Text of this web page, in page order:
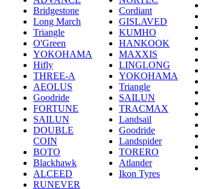
Bridgestone
Long March
Triangle
O'Green
YOKOHAMA
Hifly
THREE-A
AEOLUS
Goodride
FORTUNE
SAILUN
DOUBLE
COIN
BOTO
Blackhawk
ALCEED
RUNEVER
Cordiant
GISLAVED
KUMHO
HANKOOK
MAXXIS
LINGLONG
YOKOHAMA
Triangle
SAILUN
TRACMAX
Landsail
Goodride
Landspider
TORERO
Atlander
Ikon Tyres